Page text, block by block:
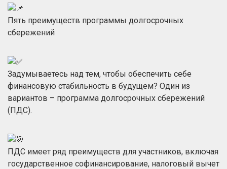
Пять преимуществ программы долгосрочных
сбережений
Задумываетесь над тем, чтобы обеспечить себе
финансовую стабильность в будущем? Один из
вариантов – программа долгосрочных сбережений
(ПДС).
ПДС имеет ряд преимуществ для участников, включая
государственное софинансирование, налоговый вычет